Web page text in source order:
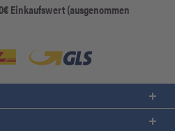
Einkaufswert (ausgenommen